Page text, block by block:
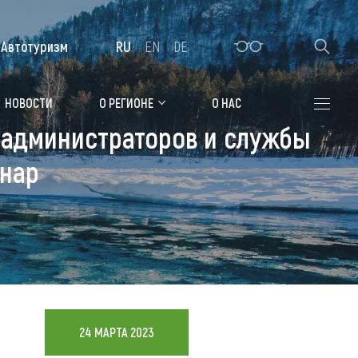
Алтайская зимовка
Где остановиться
Санатории
Гостиницы, отели
Коттеджи, базы
Сельские усадьбы
Мотели, придорожные отели
НОВОСТИ О РЕГИОНЕ О НАС
Автотуризм RU EN DE
и службы
24 МАРТА 2023